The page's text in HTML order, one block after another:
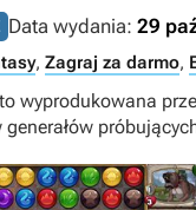
Data wydania: 29
, Zagraj za darmo,
wyprodukowana